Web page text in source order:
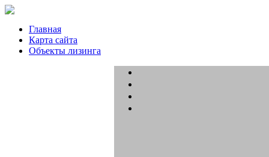
Главная
Карта сайта
Объекты лизинга